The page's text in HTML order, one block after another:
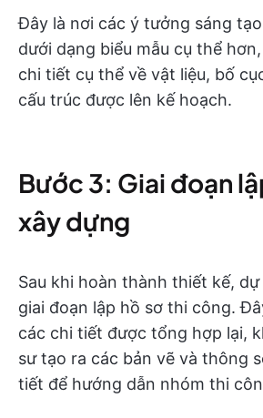
Đây là nơi các ý tưởng sáng
dưới dạng biểu mẫu cụ thể
chi tiết cụ thể về vật liệu, bố
cấu trúc được lên kế hoạch.
Bước 3: Giai đoạn
xây dựng
Sau khi hoàn thành thiết kế,
giai đoạn lập hồ sơ thi công.
các chi tiết được tổng hợp lại,
sư tạo ra các bản vẽ và thông
tiết để hướng dẫn nhóm thi